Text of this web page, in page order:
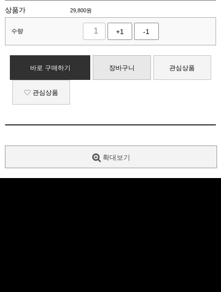
상품가 29,800원
수량 +1 -1
바로 구매하기 장바구니 관심상품
관심상품
확대보기